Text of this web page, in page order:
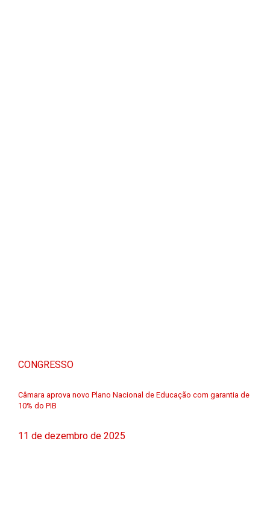
CONGRESSO
Câmara aprova novo Plano Nacional de Educação com garantia de
10% do PIB
11 de dezembro de 2025